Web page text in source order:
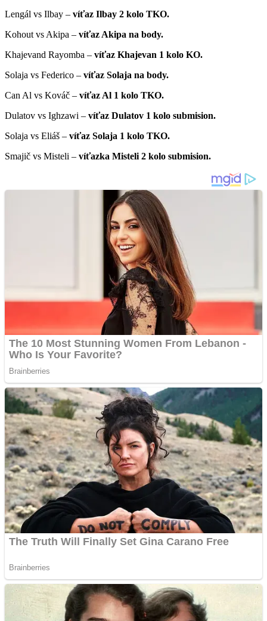
Lengál vs Ilbay – víťaz Ilbay 2 kolo TKO.
Kohout vs Akipa – víťaz Akipa na body.
Khajevand Rayomba – víťaz Khajevan 1 kolo KO.
Solaja vs Federico – víťaz Solaja na body.
Can Al vs Kováč – víťaz Al 1 kolo TKO.
Dulatov vs Ighzawi – víťaz Dulatov 1 kolo submision.
Solaja vs Eliáš – víťaz Solaja 1 kolo TKO.
Smajič vs Misteli – víťazka Misteli 2 kolo submision.